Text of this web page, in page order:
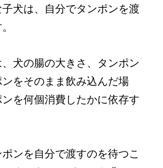
犬は、自分でタンポンを渡
犬の腸の大きさ、タンポン
をそのまま飲み込んだ場
を何個消費したかに依存す
ンを自分で渡すのを待つこ